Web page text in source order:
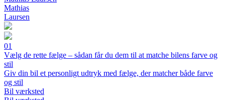
Mathias
Laursen
01
Vælg de rette fælge – sådan får du dem til at matche bilens farve og
stil
Giv din bil et personligt udtryk med fælge, der matcher både farve
og stil
Bil værksted